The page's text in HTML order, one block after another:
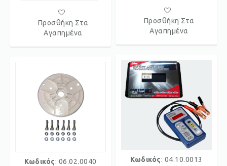
Προσθήκη Στα
Αγαπημένα
Κωδικός: 06.02.0040
Προσθήκη Στα
Αγαπημένα
Κωδικός: 04.10.0013